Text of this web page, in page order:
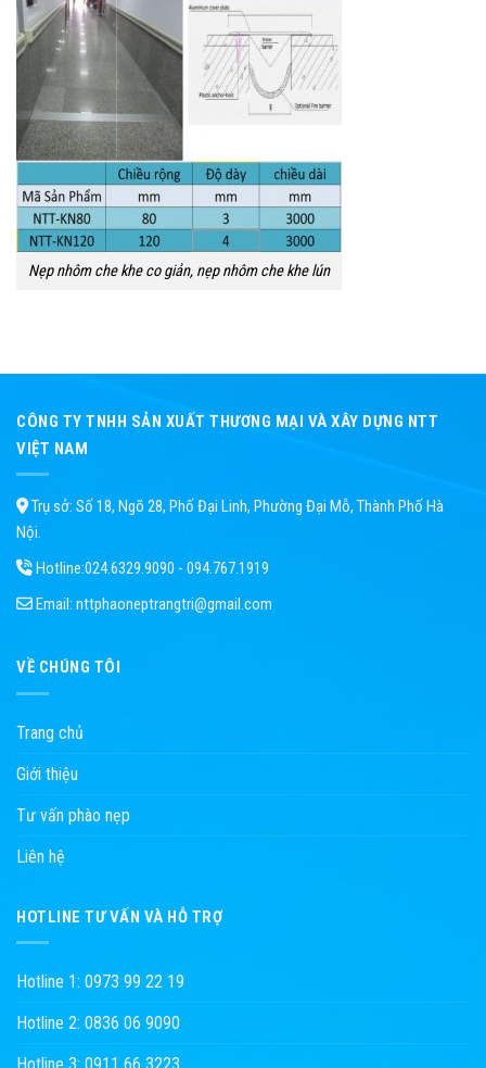
Nẹp nhôm che khe co giản, nẹp nhôm che khe lún
CÔNG TY TNHH SẢN XUẤT THƯƠNG MẠI VÀ XÂY DỰNG NTT
VIỆT NAM
Trụ sở: Số 18, Ngõ 28, Phố Đại Linh, Phường Đại Mỗ, Thành Phố Hà
Nội.
Hotline:024.6329.9090 - 094.767.1919
Email: nttphaoneptrangtri@gmail.com
VỀ CHÚNG TÔI
Trang chủ
Giới thiệu
Tư vấn phào nẹp
Liên hệ
HOTLINE TƯ VẤN VÀ HỖ TRỢ
Hotline 1: 0973 99 22 19
Hotline 2: 0836 06 9090